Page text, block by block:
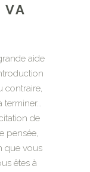
aide
contraire,
de
pensée,
que vous
êtes à